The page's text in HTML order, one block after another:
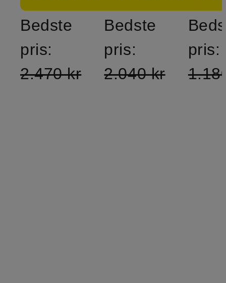
Bedste
pris:
2.470 kr
Bedste
pris:
2.040 kr
pris: